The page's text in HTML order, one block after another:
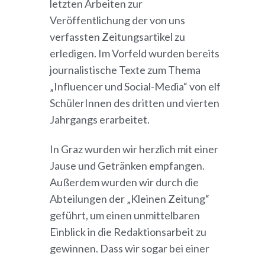
letzten Arbeiten zur
Veröffentlichung der von uns
verfassten Zeitungsartikel zu
erledigen. Im Vorfeld wurden bereits
journalistische Texte zum Thema
„Influencer und Social-Media“ von elf
SchülerInnen des dritten und vierten
Jahrgangs erarbeitet.
In Graz wurden wir herzlich mit einer
Jause und Getränken empfangen.
Außerdem wurden wir durch die
Abteilungen der „Kleinen Zeitung“
geführt, um einen unmittelbaren
Einblick in die Redaktionsarbeit zu
gewinnen. Dass wir sogar bei einer